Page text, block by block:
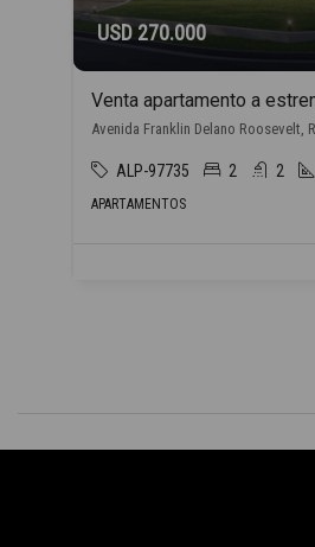
USD 270.000
ALP-97735 2 2
APARTAMENTOS